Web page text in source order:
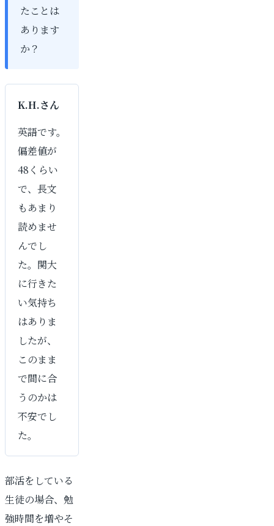
たことは
あります
か？
K.H.さん
英語です。
偏差値が
48くらい
で、長文
もあまり
読めませ
んでし
た。関大
に行きた
い気持ち
はありま
したが、
このまま
で間に合
うのかは
不安でし
た。
部活をしている
生徒の場合、勉
強時間を増やそ